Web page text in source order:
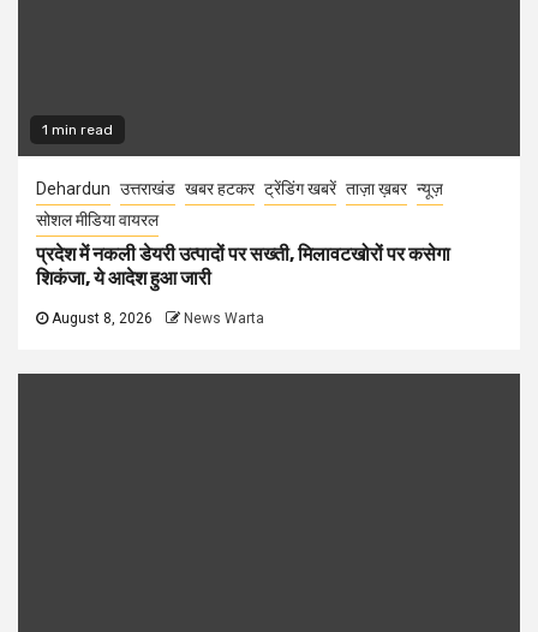
1 min read
Dehardun उत्तराखंड खबर हटकर ट्रेंडिंग खबरें ताज़ा ख़बर न्यूज़
सोशल मीडिया वायरल
प्रदेश में नकली डेयरी उत्पादों पर सख्ती, मिलावटखोरों पर कसेगा
शिकंजा, ये आदेश हुआ जारी
August 8, 2026 News Warta